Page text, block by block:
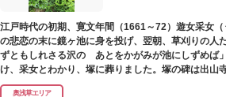
江戸時代の初期、寛文年間（1661～72）遊女采女（
の悲恋の末に鏡ヶ池に身を投げ、翌朝、草刈りの人
ずともしれさる沢の あとをかがみが池にしずめば
け、采女とわかり、塚に葬りました。塚の碑は出山
ります。
奥浅草エリア